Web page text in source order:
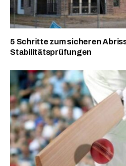
5 Schritte zum sicheren
Stabilitätsprüfungen